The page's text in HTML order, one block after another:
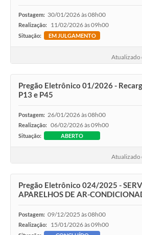
Postagem: 30/01/2026 às 08h00
Realização: 11/02/2026 às 09h00
Situação: EM JULGAMENTO
Atualizado
Pregão Eletrônico 01/2026 -
P13 e P45
Postagem: 26/01/2026 às 08h00
Realização: 06/02/2026 às 09h00
Situação: ABERTO
Atualizado
Pregão Eletrônico 024/2025 -
APARELHOS DE AR-
Postagem: 09/12/2025 às 08h00
Realização: 15/01/2026 às 09h00